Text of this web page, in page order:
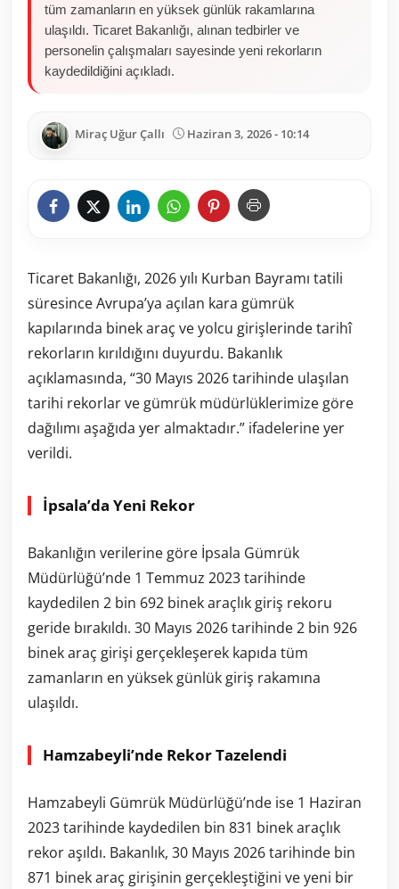
tüm zamanların en yüksek günlük rakamlarına
ulaşıldı. Ticaret Bakanlığı, alınan tedbirler ve
personelin çalışmaları sayesinde yeni rekorların
kaydedildiğini açıkladı.
Miraç Uğur Çallı Haziran 3, 2026 - 10:14
Ticaret Bakanlığı, 2026 yılı Kurban Bayramı tatili
süresince Avrupa’ya açılan kara gümrük
kapılarında binek araç ve yolcu girişlerinde tarihî
rekorların kırıldığını duyurdu. Bakanlık
açıklamasında, “30 Mayıs 2026 tarihinde ulaşılan
tarihi rekorlar ve gümrük müdürlüklerimize göre
dağılımı aşağıda yer almaktadır.” ifadelerine yer
verildi.
İpsala’da Yeni Rekor
Bakanlığın verilerine göre İpsala Gümrük
Müdürlüğü’nde 1 Temmuz 2023 tarihinde
kaydedilen 2 bin 692 binek araçlık giriş rekoru
geride bırakıldı. 30 Mayıs 2026 tarihinde 2 bin 926
binek araç girişi gerçekleşerek kapıda tüm
zamanların en yüksek günlük giriş rakamına
ulaşıldı.
Hamzabeyli’nde Rekor Tazelendi
Hamzabeyli Gümrük Müdürlüğü’nde ise 1 Haziran
2023 tarihinde kaydedilen bin 831 binek araçlık
rekor aşıldı. Bakanlık, 30 Mayıs 2026 tarihinde bin
871 binek araç girişinin gerçekleştiğini ve yeni bir